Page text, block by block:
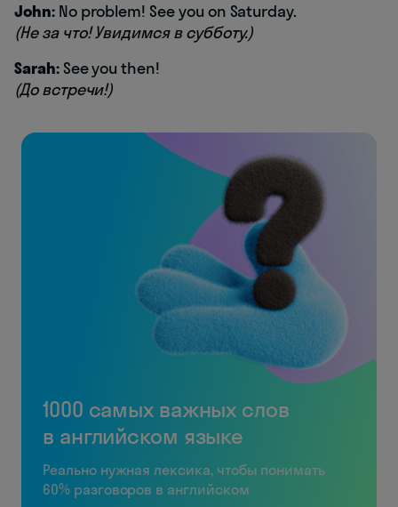
John:No problem! See you on Saturday.
(Не за что! Увидимся в субботу.)
Sarah:See you then!
(До встречи!)
1000 самых важных слов
в английском языке
Реально нужная лексика, чтобы понимать
60% разговоров в английском